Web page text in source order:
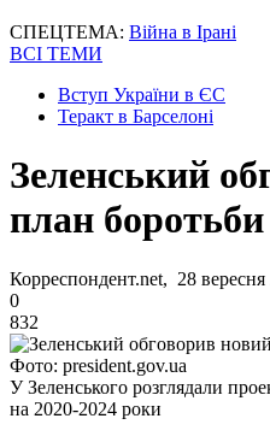
СПЕЦТЕМА: Війна в Ірані
ВСІ ТЕМИ
Вступ України в ЄС
Теракт в Барселоні
Зеленський
план
Корреспондент.net, 28
0
832
Фото: president.gov.ua
У Зеленського розглядали
на 2020-2024 роки